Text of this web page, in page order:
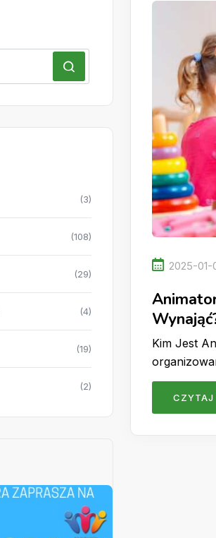
2025-01-
Kim Jest
CZYTAJ
(3)
(108)
(29)
(4)
(19)
(2)